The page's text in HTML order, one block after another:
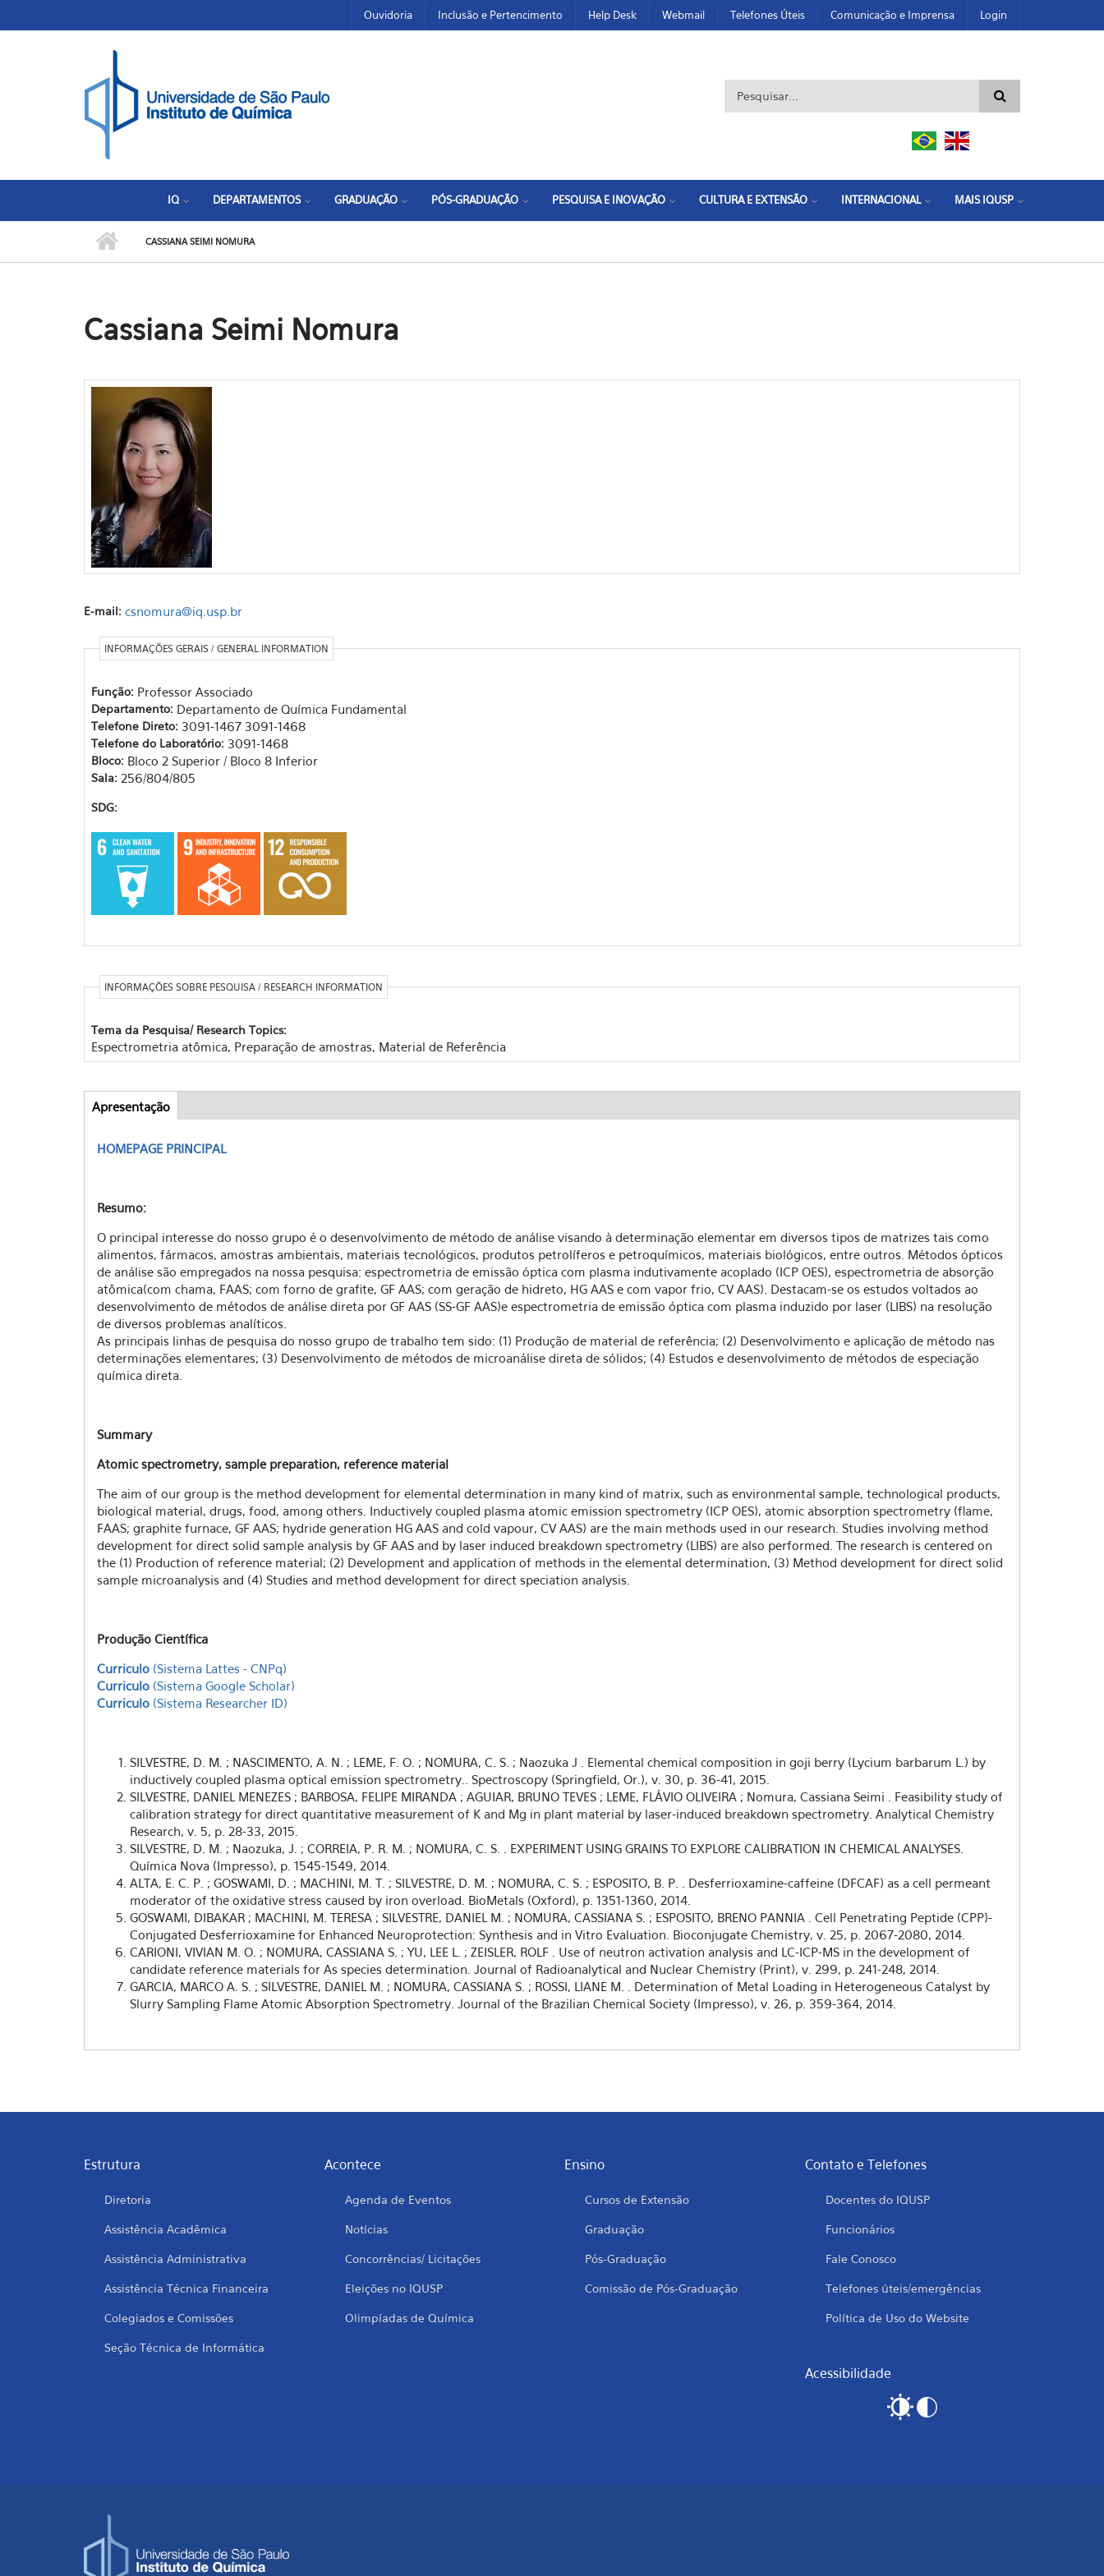
Ouvidoria Inclusão e Pertencimento Help Desk Webmail Telefones Úteis Comunicação e Imprensa Login
Formulário de busca
IQ DEPARTAMENTOS GRADUAÇÃO PÓS-GRADUAÇÃO PESQUISA E INOVAÇÃO CULTURA E EXTENSÃO INTERNACIONAL MAIS IQUSP
CASSIANA SEIMI NOMURA
Cassiana Seimi Nomura
E-mail: csnomura@iq.usp.br
INFORMAÇÕES GERAIS / GENERAL INFORMATION
Função: Professor Associado
Departamento: Departamento de Química Fundamental
Telefone Direto: 3091-1467 3091-1468
Telefone do Laboratório: 3091-1468
Bloco: Bloco 2 Superior / Bloco 8 Inferior
Sala: 256/804/805
SDG:
INFORMAÇÕES SOBRE PESQUISA / RESEARCH INFORMATION
Tema da Pesquisa/ Research Topics:
Espectrometria atômica, Preparação de amostras, Material de Referência
Abas
Apresentação
ativa)
HOMEPAGE PRINCIPAL
Resumo:
O principal interesse do nosso grupo é o desenvolvimento de método de análise visando à determinação elementar em diversos tipos de matrizes tais como
alimentos, fármacos, amostras ambientais, materiais tecnológicos, produtos petrolíferos e petroquímicos, materiais biológicos, entre outros. Métodos ópticos
de análise são empregados na nossa pesquisa: espectrometria de emissão óptica com plasma indutivamente acoplado (ICP OES), espectrometria de absorção
atômica(com chama, FAAS; com forno de grafite, GF AAS; com geração de hidreto, HG AAS e com vapor frio, CV AAS). Destacam-se os estudos voltados ao
desenvolvimento de métodos de análise direta por GF AAS (SS-GF AAS)e espectrometria de emissão óptica com plasma induzido por laser (LIBS) na resolução
de diversos problemas analíticos.
As principais linhas de pesquisa do nosso grupo de trabalho tem sido: (1) Produção de material de referência; (2) Desenvolvimento e aplicação de método nas
determinações elementares; (3) Desenvolvimento de métodos de microanálise direta de sólidos; (4) Estudos e desenvolvimento de métodos de especiação
química direta.
Summary
Atomic spectrometry, sample preparation, reference material
The aim of our group is the method development for elemental determination in many kind of matrix, such as environmental sample, technological products,
biological material, drugs, food, among others. Inductively coupled plasma atomic emission spectrometry (ICP OES), atomic absorption spectrometry (flame,
FAAS; graphite furnace, GF AAS; hydride generation HG AAS and cold vapour, CV AAS) are the main methods used in our research. Studies involving method
development for direct solid sample analysis by GF AAS and by laser induced breakdown spectrometry (LIBS) are also performed. The research is centered on
the (1) Production of reference material; (2) Development and application of methods in the elemental determination, (3) Method development for direct solid
sample microanalysis and (4) Studies and method development for direct speciation analysis.
Produção Científica
Curriculo (Sistema Lattes - CNPq)
Curriculo (Sistema Google Scholar)
Curriculo (Sistema Researcher ID)
SILVESTRE, D. M. ; NASCIMENTO, A. N. ; LEME, F. O. ; NOMURA, C. S. ; Naozuka J . Elemental chemical composition in goji berry (Lycium barbarum L.) by
inductively coupled plasma optical emission spectrometry.. Spectroscopy (Springfield, Or.), v. 30, p. 36-41, 2015.
SILVESTRE, DANIEL MENEZES ; BARBOSA, FELIPE MIRANDA ; AGUIAR, BRUNO TEVES ; LEME, FLÁVIO OLIVEIRA ; Nomura, Cassiana Seimi . Feasibility study of
calibration strategy for direct quantitative measurement of K and Mg in plant material by laser-induced breakdown spectrometry. Analytical Chemistry
Research, v. 5, p. 28-33, 2015.
SILVESTRE, D. M. ; Naozuka, J. ; CORREIA, P. R. M. ; NOMURA, C. S. . EXPERIMENT USING GRAINS TO EXPLORE CALIBRATION IN CHEMICAL ANALYSES.
Química Nova (Impresso), p. 1545-1549, 2014.
ALTA, E. C. P. ; GOSWAMI, D. ; MACHINI, M. T. ; SILVESTRE, D. M. ; NOMURA, C. S. ; ESPOSITO, B. P. . Desferrioxamine-caffeine (DFCAF) as a cell permeant
moderator of the oxidative stress caused by iron overload. BioMetals (Oxford), p. 1351-1360, 2014.
GOSWAMI, DIBAKAR ; MACHINI, M. TERESA ; SILVESTRE, DANIEL M. ; NOMURA, CASSIANA S. ; ESPOSITO, BRENO PANNIA . Cell Penetrating Peptide (CPP)-
Conjugated Desferrioxamine for Enhanced Neuroprotection: Synthesis and in Vitro Evaluation. Bioconjugate Chemistry, v. 25, p. 2067-2080, 2014.
CARIONI, VIVIAN M. O. ; NOMURA, CASSIANA S. ; YU, LEE L. ; ZEISLER, ROLF . Use of neutron activation analysis and LC-ICP-MS in the development of
candidate reference materials for As species determination. Journal of Radioanalytical and Nuclear Chemistry (Print), v. 299, p. 241-248, 2014.
GARCIA, MARCO A. S. ; SILVESTRE, DANIEL M. ; NOMURA, CASSIANA S. ; ROSSI, LIANE M. . Determination of Metal Loading in Heterogeneous Catalyst by
Slurry Sampling Flame Atomic Absorption Spectrometry. Journal of the Brazilian Chemical Society (Impresso), v. 26, p. 359-364, 2014.
Estrutura
Diretoria
Assistência Acadêmica
Assistência Administrativa
Assistência Técnica Financeira
Colegiados e Comissões
Seção Técnica de Informática
Acontece
Agenda de Eventos
Notícias
Concorrências/ Licitações
Eleições no IQUSP
Olimpíadas de Química
Ensino
Cursos de Extensão
Graduação
Pós-Graduação
Comissão de Pós-Graduação
Contato e Telefones
Docentes do IQUSP
Funcionários
Fale Conosco
Telefones úteis/emergências
Política de Uso do Website
Acessibilidade